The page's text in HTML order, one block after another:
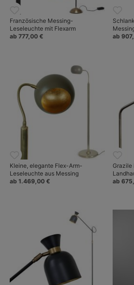
Französische Messing-
Leseleuchte mit Flexarm
ab 777,00 €
ab
Kleine, elegante Flex-Arm-
Leseleuchte aus Messing
ab 1.469,00 €
Grazile
ab